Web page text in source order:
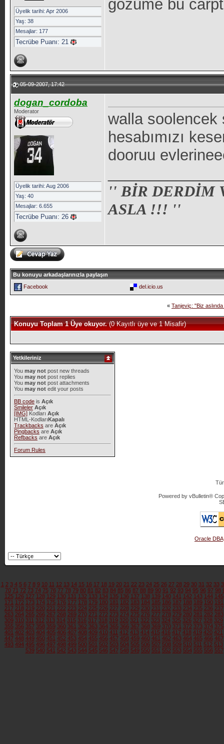
Üyelik tarihi: Apr 2006
Yaş: 38
Mesajlar: 177
Tecrübe Puanı: 21
gözüme bu
05-09-2007, 17:42
dogan_cordoba
Moderator
Üyelik tarihi: Aug 2006
Yaş: 40
Mesajlar: 6.655
Tecrübe Puanı: 26
walla
hesabımızı
dooruu
'' BİR DERDİM
ASLA !!! ''
Bu konuyu arkadaşlarınızla paylaşın
Facebook
del.icio.us
« Tanjeviç: "Biz
Konuyu Toplam 1 Üye okuyor.(0 Kayıtlı üye ve 1 Misafir)
Yetkileriniz
You may notpost new threads
You may notpost replies
You may notpost attachments
You may notedit your posts
BB codeis Açık
Smileler Açık
[IMG]Kodları Açık
HTML-KodlarıKapalı
Trackbacks are Açık
Pingbacks are Açık
Refbacks are Açık
Forum Rules
Powered by vBulletin®
Oracle DBA
1 2 3 4 5 6 7 8 9 10 11 12 13 14 15 16 17 18 19 20 21 22 23 24 25 26 27 28 29 30 31 32 33
70 71 72 73 74 75 76 77 78 79 80 81 82 83 84 85 86 87 88 89 90 91 92 93 94 95 96 97 98
125 126 127 128 129 130 131 132 133 134 135 136 137 138 139 140 141 142 143 144 145
171 172 173 174 175 176 177 178 179 180 181 182 183 184 185 186 187 188 189 190 191
217 218 219 220 221 222 223 224 225 226 227 228 229 230 231 232 233 234 235 236 237
263 264 265 266 267 268 269 270 271 272 273 274 275 276 277 278 279 280 281 282 283
309 310 311 312 313 314 315 316 317 318 319 320 321 322 323 324 325 326 327 328 329
355 356 357 358 359 360 361 362 363 364 365 366 367 368 369 370 371 372 373 374 375
401 402 403 404 405 406 407 408 409 410 411 412 413 414 415 416 417 418 419 420 421
447 448 449 450 451 452 453 454 455 456 457 458 459 460 461 462 463 464 465 466 467
493 494 495 496 497 498 499 500 501 502 503 504 505 506 507 508 509 510 511 512 513
539 540 541 542 543 544 545 546 547 548 549 550 551 552 553 554 555 556 557